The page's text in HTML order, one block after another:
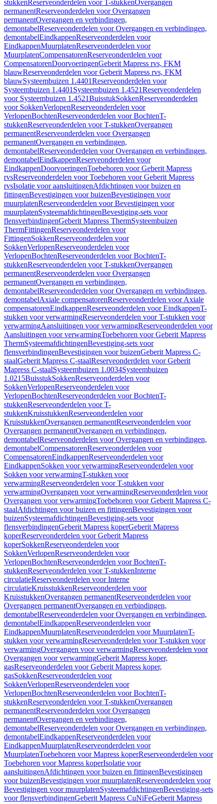
stukkenReserveonderdelen voor T-stukkenOvergangen
permanentReserveonderdelen voor Overgangen
permanentOvergangen en verbindingen,
demontabelReserveonderdelen voor Overgangen en verbindingen,
demontabelEindkappenReserveonderdelen voor
EindkappenMuurplatenReserveonderdelen voor
MuurplatenCompensatorenReserveonderdelen voor
CompensatorenDoorvoeringenGeberit Mapress rvs, FKM
blauwReserveonderdelen voor Geberit Mapress rvs, FKM
blauwSysteembuizen 1.4401Reserveonderdelen voor
Systeembuizen 1.4401 Systeembuizen 1.4521Reserveonderdelen
voor Systeembuizen 1.4521BuisstukSokkenReserveonderdelen
voor SokkenVerlopenReserveonderdelen voor
VerlopenBochtenReserveonderdelen voor BochtenT-
stukkenReserveonderdelen voor T-stukkenOvergangen
permanentReserveonderdelen voor Overgangen
permanentOvergangen en verbindingen,
demontabelReserveonderdelen voor Overgangen en verbindingen,
demontabelEindkappenReserveonderdelen voor
EindkappenDoorvoeringenToebehoren voor Geberit Mapress
rvsReserveonderdelen voor Toebehoren voor Geberit Mapress
rvsIsolatie voor aansluitingenAfdichtingen voor buizen en
fittingenBevestigingen voor buizenBevestigingen voor
muurplatenReserveonderdelen voor Bevestigingen voor
muurplatenSysteemafdichtingenBevestiging-sets voor
flensverbindingenGeberit Mapress ThermSysteembuizen
ThermFittingenReserveonderdelen voor
FittingenSokkenReserveonderdelen voor
SokkenVerlopenReserveonderdelen voor
VerlopenBochtenReserveonderdelen voor BochtenT-
stukkenReserveonderdelen voor T-stukkenOvergangen
permanentReserveonderdelen voor Overgangen
permanentOvergangen en verbindingen,
demontabelReserveonderdelen voor Overgangen en verbindingen,
demontabelAxiale compensatorenReserveonderdelen voor Axiale
compensatorenEindkappenReserveonderdelen voor EindkappenT-
stukken voor verwarmingReserveonderdelen voor T-stukken voor
verwarmingAansluitingen voor verwarmingReserveonderdelen voor
Aansluitingen voor verwarmingToebehoren voor Geberit Mapress
ThermSysteemafdichtingenBevestiging-sets voor
flensverbindingenBevestigingen voor buizenGeberit Mapress C-
staalGeberit Mapress C-staalReserveonderdelen voor Geberit
Mapress C-staalSysteembuizen 1.0034Systeembuizen
1.0215BuisstukSokkenReserveonderdelen voor
SokkenVerlopenReserveonderdelen voor
VerlopenBochtenReserveonderdelen voor BochtenT-
stukkenReserveonderdelen voor T-
stukkenKruisstukkenReserveonderdelen voor
KruisstukkenOvergangen permanentReserveonderdelen voor
Overgangen permanentOvergangen en verbindingen,
demontabelReserveonderdelen voor Overgangen en verbindingen,
demontabelCompensatorenReserveonderdelen voor
CompensatorenEindkappenReserveonderdelen voor
EindkappenSokken voor verwarmingReserveonderdelen voor
Sokken voor verwarmingT-stukken voor
verwarmingReserveonderdelen voor T-stukken voor
verwarmingOvergangen voor verwarmingReserveonderdelen voor
Overgangen voor verwarmingToebehoren voor Geberit Mapress C-
staalAfdichtingen voor buizen en fittingenBevestigingen voor
buizenSysteemafdichtingenBevestiging-sets voor
flensverbindingenGeberit Mapress koperGeberit Mapress
koperReserveonderdelen voor Geberit Mapress
koperSokkenReserveonderdelen voor
SokkenVerlopenReserveonderdelen voor
VerlopenBochtenReserveonderdelen voor BochtenT-
stukkenReserveonderdelen voor T-stukkenInterne
circulatieReserveonderdelen voor Interne
circulatieKruisstukkenReserveonderdelen voor
KruisstukkenOvergangen permanentReserveonderdelen voor
Overgangen permanentOvergangen en verbindingen,
demontabelReserveonderdelen voor Overgangen en verbindingen,
demontabelEindkappenReserveonderdelen voor
EindkappenMuurplatenReserveonderdelen voor MuurplatenT-
stukken voor verwarmingReserveonderdelen voor T-stukken voor
verwarmingOvergangen voor verwarmingReserveonderdelen voor
Overgangen voor verwarmingGeberit Mapress koper,
gasReserveonderdelen voor Geberit Mapress koper,
gasSokkenReserveonderdelen voor
SokkenVerlopenReserveonderdelen voor
VerlopenBochtenReserveonderdelen voor BochtenT-
stukkenReserveonderdelen voor T-stukkenOvergangen
permanentReserveonderdelen voor Overgangen
permanentOvergangen en verbindingen,
demontabelReserveonderdelen voor Overgangen en verbindingen,
demontabelEindkappenReserveonderdelen voor
EindkappenMuurplatenReserveonderdelen voor
MuurplatenToebehoren voor Mapress koperReserveonderdelen voor
Toebehoren voor Mapress koperIsolatie voor
aansluitingenAfdichtingen voor buizen en fittingenBevestigingen
voor buizenBevestigingen voor muurplatenReserveonderdelen voor
Bevestigingen voor muurplatenSysteemafdichtingenBevestiging-sets
voor flensverbindingenGeberit Mapress CuNiFeGeberit Mapress